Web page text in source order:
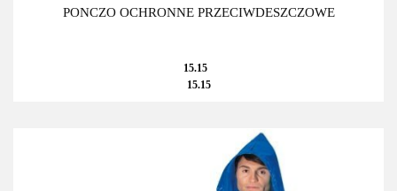
PONCZO OCHRONNE PRZECIWDESZCZOWE
15.15
15.15